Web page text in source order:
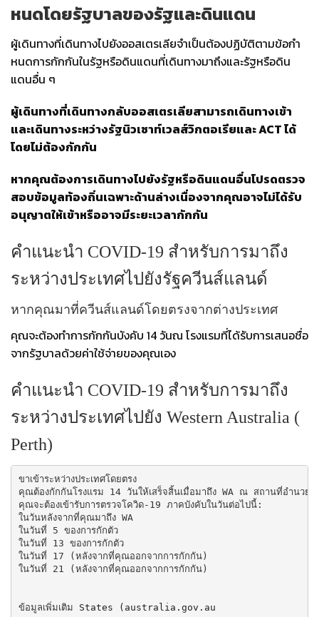
หนดโดยรัฐบาลของรัฐและดินแดน
ผู้เดินทางที่เดินทางไปยังออสเตรเลียจําเป็นต้องปฏิบัติตามข้อกํา
หนดการกักกันในรัฐหรือดินแดนที่เดินทางมาถึงและรัฐหรือดิน
แดนอื่น ๆ
ผู้เดินทางที่เดินทางกลับออสเตรเลียสามารถเดินทางเข้า
และเดินทางระหว่างรัฐนิวเซาท์เวลส์วิกตอเรียและ ACT ได้
โดยไม่ต้องกักกัน
หากคุณต้องการเดินทางไปยังรัฐหรือดินแดนอื่นโปรดตรวจ
สอบข้อมูลท้องถิ่นเฉพาะด้านล่างเนื่องจากคุณอาจไม่ได้รับ
อนุญาตให้เข้าหรืออาจมีระยะเวลากักกัน
คําแนะนํา COVID-19 สําหรับการมาถึง
ระหว่างประเทศไปยังรัฐควีนส์แลนด์
หากคุณมาที่ควีนส์แลนด์โดยตรงจากต่างประเทศ
คุณจะต้องทําการกักกันบังคับ 14 วันณ โรงแรมที่ได้รับการเสนอชื่อ
จากรัฐบาลด้วยค่าใช้จ่ายของคุณเอง
คําแนะนํา COVID-19 สําหรับการมาถึง
ระหว่างประเทศไปยัง Western Australia (
Perth)
ขาเข้าระหว่างประเทศโดยตรง
คุณต้องกักกันโรงแรม 14 วันให้เสร็จสิ้นเมื่อมาถึง WA ณ สถานที่อำนวยค
คุณจะต้องเข้ารับการตรวจโควิด-19 ภาคบังคับในวันต่อไปนี้:
ในวันหลังจากที่คุณมาถึง WA
ในวันที่ 5 ของการกักตัว
ในวันที่ 13 ของการกักตัว
ในวันที่ 17 (หลังจากที่คุณออกจากการกักกัน)
ในวันที่ 21 (หลังจากที่คุณออกจากการกักกัน)
ข้อมูลเพิ่มเติม States (australia.gov.au